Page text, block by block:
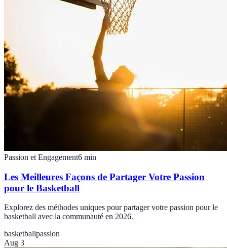
Passion et Engagement6 min
Les Meilleures Façons de Partager Votre Passion
pour le Basketball
Explorez des méthodes uniques pour partager votre passion pour le
basketball avec la communauté en 2026.
basketballpassion
Aug 3